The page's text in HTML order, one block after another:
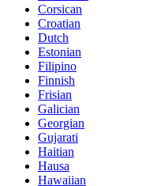
Corsican
Croatian
Dutch
Estonian
Filipino
Finnish
Frisian
Galician
Georgian
Gujarati
Haitian
Hausa
Hawaiian